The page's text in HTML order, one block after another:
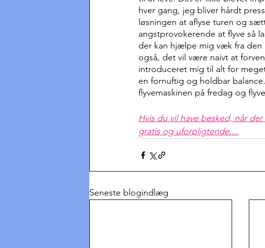
hver gang, jeg bliver hårdt
løsningen at aflyse turen og
angstprovokerende at flyve så
der kan hjælpe mig væk fra
også, det vil være naivt at
introduceret mig til alt for
en fornuftig og holdbar
flyvemaskinen på fredag og
Hvis du vil have besked, når
gratis og uforpligtende....
Seneste blogindlæg